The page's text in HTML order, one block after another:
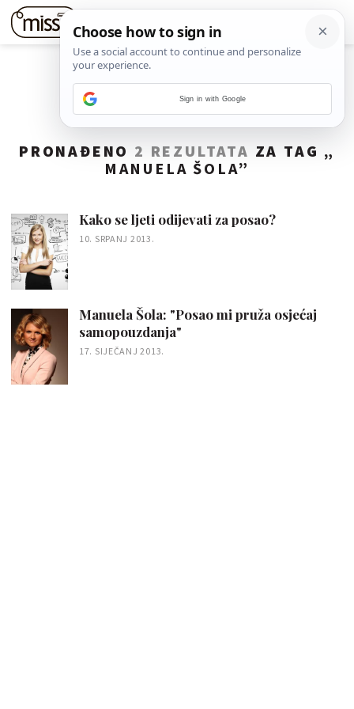
PRONAĐENO 2 REZULTATA ZA TAG „
MANUELA ŠOLA”
Kako se ljeti odijevati za posao?
10. SRPANJ 2013.
Manuela Šola: "Posao mi pruža osjećaj
samopouzdanja"
17. SIJEČANJ 2013.
Sign in with Google